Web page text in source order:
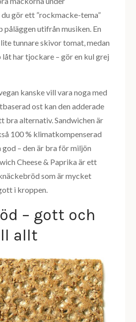
gör ett ”rockmacke-tema”
påläggen utifrån musiken. En
tunnare skivor tomat, medan
låt har tjockare – gör en kul grej
kanske vill vara noga med
ost kan den adderade
bra alternativ. Sandwichen är
100 % klimatkompenserad
god – den är bra för miljön
Cheese & Paprika är ett
som är mycket
i kroppen.
– gott och
allt